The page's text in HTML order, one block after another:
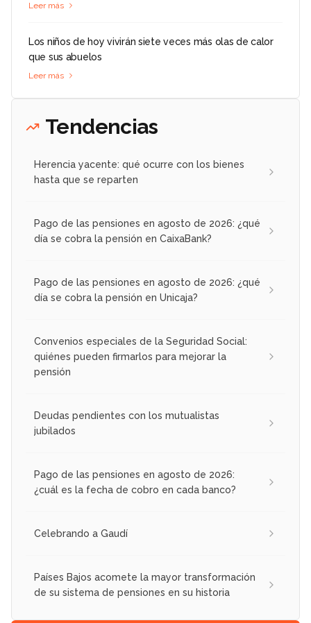
Leer más
Los niños de hoy vivirán siete veces más olas de calor
que sus abuelos
Leer más
Tendencias
Herencia yacente: qué ocurre con los bienes
hasta que se reparten
Pago de las pensiones en agosto de 2026: ¿qué
día se cobra la pensión en CaixaBank?
Pago de las pensiones en agosto de 2026: ¿qué
día se cobra la pensión en Unicaja?
Convenios especiales de la Seguridad Social:
quiénes pueden firmarlos para mejorar la
pensión
Deudas pendientes con los mutualistas
jubilados
Pago de las pensiones en agosto de 2026:
¿cuál es la fecha de cobro en cada banco?
Celebrando a Gaudí
Países Bajos acomete la mayor transformación
de su sistema de pensiones en su historia